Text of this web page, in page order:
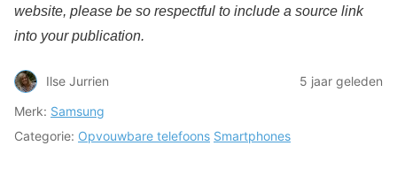
website, please be so respectful to include a source link
into your publication.
Ilse Jurrien
5 jaar geleden
Merk: Samsung
Categorie: Opvouwbare telefoons Smartphones